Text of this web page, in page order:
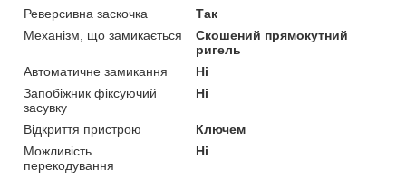
Реверсивна заскочка
Так
Механізм, що замикається
Скошений прямокутний
ригель
Автоматичне замикання
Ні
Запобіжник фіксуючий
засувку
Ні
Відкриття пристрою
Ключем
Можливість
перекодування
Ні